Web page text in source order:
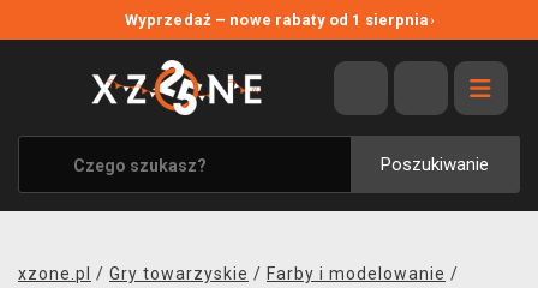
Wyprzedaż – nowe rabaty od 1 sierpnia›
Poszukiwanie
WYPRZEDAŻ
WSZYSTKIE MARKI
XZONE ORIGINALS
UBRANIA I AKCESORIA
xzone.pl / Gry towarzyskie / Farby i modelowanie /